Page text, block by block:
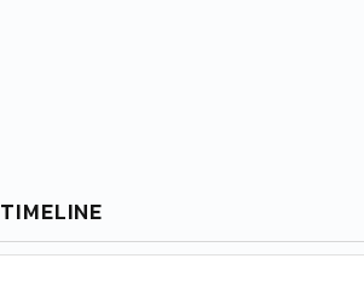
TIMELINE